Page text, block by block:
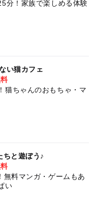
分！家族で楽しめる体験
い猫カフェ
猫ちゃんのおもちゃ・マ
ちと遊ぼう♪
無料マンガ・ゲームもあ
い